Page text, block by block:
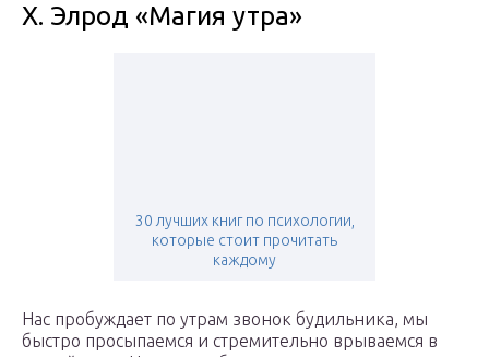
Х. Элрод «Магия утра»
30 лучших книг по психологии,
которые стоит прочитать
каждому
Нас пробуждает по утрам звонок будильника, мы
быстро просыпаемся и стремительно врываемся в